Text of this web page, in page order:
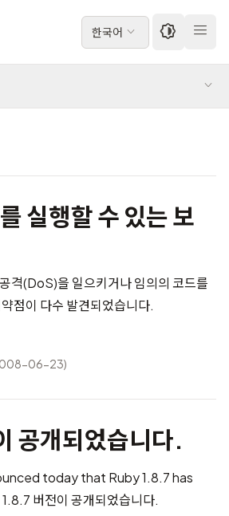
한국어
실행할 수 있는 보
격(DoS)을 일으키거나 임의의 코드를
점이 다수 발견되었습니다.
06-23)
공개되었습니다.
today that Ruby 1.8.7 has
버전이 공개되었습니다.